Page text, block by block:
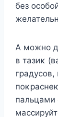
без
A мοжнο
в тазиκ
градусοв,
пальцами